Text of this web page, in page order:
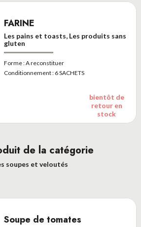
FARINE
Les pains et toasts, Les produits sans
gluten
Forme :A reconstituer
Conditionnement : 6 SACHETS
bientôt de
retour en
stock
de la catégorie
soupes et veloutés
Soupe de tomates